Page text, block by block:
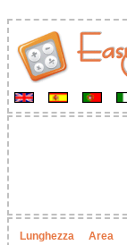
Lunghezza Area